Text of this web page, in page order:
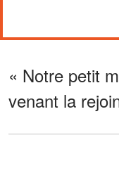
« Notre petit
venant la